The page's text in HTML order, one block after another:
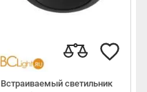
Встраиваемый светильник